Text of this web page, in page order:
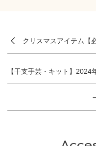
クリスマスアイテム【
【干支手芸・キット】